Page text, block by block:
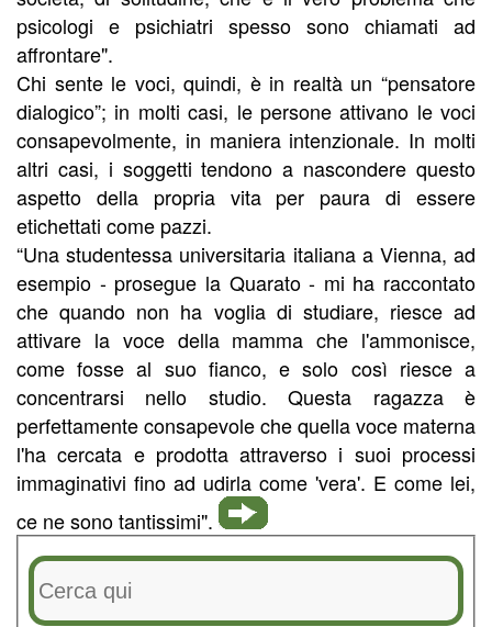
psicologi e psichiatri spesso sono chiamati ad
affrontare".
Chi sente le voci, quindi, è in realtà un “pensatore
dialogico”; in molti casi, le persone attivano le voci
consapevolmente, in maniera intenzionale. In molti
altri casi, i soggetti tendono a nascondere questo
aspetto della propria vita per paura di essere
etichettati come pazzi.
“Una studentessa universitaria italiana a Vienna, ad
esempio - prosegue la Quarato - mi ha raccontato
che quando non ha voglia di studiare, riesce ad
attivare la voce della mamma che l'ammonisce,
come fosse al suo fianco, e solo così riesce a
concentrarsi nello studio. Questa ragazza è
perfettamente consapevole che quella voce materna
l'ha cercata e prodotta attraverso i suoi processi
immaginativi fino ad udirla come 'vera'. E come lei,
ce ne sono tantissimi".